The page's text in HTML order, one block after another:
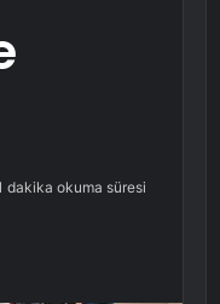
dakika okuma süresi